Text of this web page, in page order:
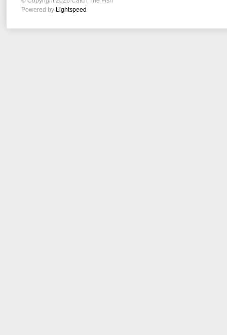
Powered by Lightspeed